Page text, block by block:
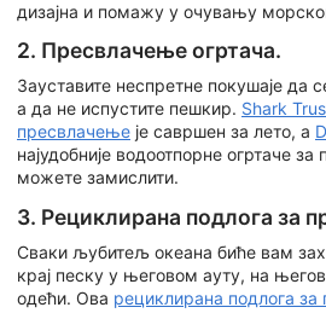
дизајна и помажу у очувању
2. Пресвлачење огртача.
Зауставите неспретне покушаје да
а да не испустите пешкир. Shark
пресвлачење је савршен за лето, а
најудобније водоотпорне огртаче
можете замислити.
3. Рециклирана подлога за
Сваки љубитељ океана биће вам
крај песку у његовом ауту, на
одећи. Ова рециклирана подлога